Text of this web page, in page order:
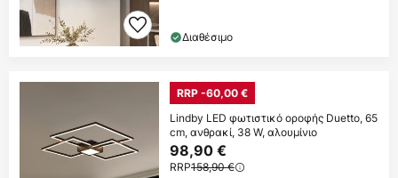
Διαθέσιμο
RRP -60,00 €
Lindby LED φωτιστικό οροφής Duetto, 65
cm, ανθρακί, 38 W, αλουμίνιο
98,90 €
RRP158,90 €